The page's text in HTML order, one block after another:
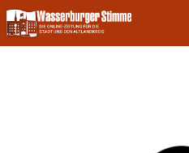
Skip
to
content